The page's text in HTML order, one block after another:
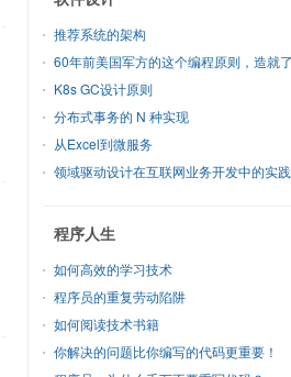
推荐系统的架构
K8s GC设计原则
分布式事务的 N 种实现
从Excel到微服务
领域驱动设计在互联网业务开发中的实践
程序人生
如何高效的学习技术
程序员的重复劳动陷阱
如何阅读技术书籍
你解决的问题比你编写的代码更重要！